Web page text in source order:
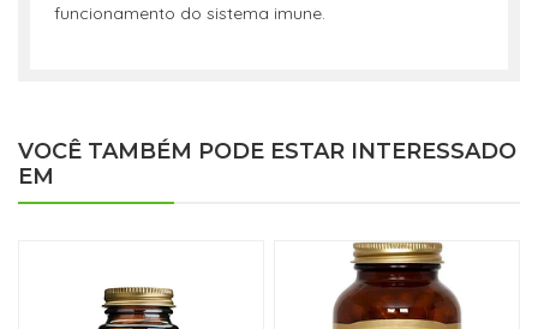
funcionamento do sistema imune.
VOCÊ TAMBÉM PODE ESTAR INTERESSADO
EM